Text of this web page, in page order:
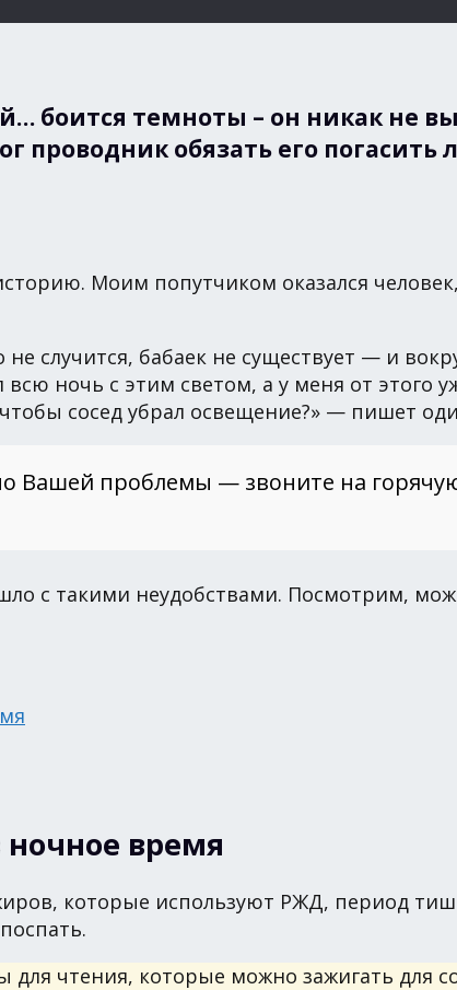
боится темноты – он никак не
проводник обязать его погасить
Моим попутчиком оказался
случится, бабаек не существует — и
ночь с этим светом, а у меня от этого
сосед убрал освещение?» — пишет
Вашей проблемы — звоните на
с такими неудобствами. Посмотрим,
время
которые используют РЖД, период
чтения, которые можно зажигать для